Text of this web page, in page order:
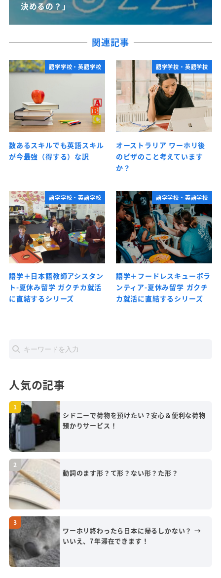
決めるの？」
関連記事
語学学校・英語学校
数あるスキルでも英語スキル
が今最強（得する）な訳
語学学校・英語学校
オーストラリア ワーホリ後
のビザのこと考えています
か？
語学学校・英語学校
語学＋日本語教師アシスタン
ト-夏休み留学 ガクチカ就活
に直結するシリーズ
語学学校・英語学校
語学＋フードレスキューボラ
ンティア-夏休み留学 ガクチ
カ就活に直結するシリーズ
人気の記事
シドニーで荷物を預けたい？安心＆便利な荷物
預かりサービス！
動詞のます形？て形？ない形？た形？
ワーホリ終わったら日本に帰るしかない？ →
いいえ、7年滞在できます！